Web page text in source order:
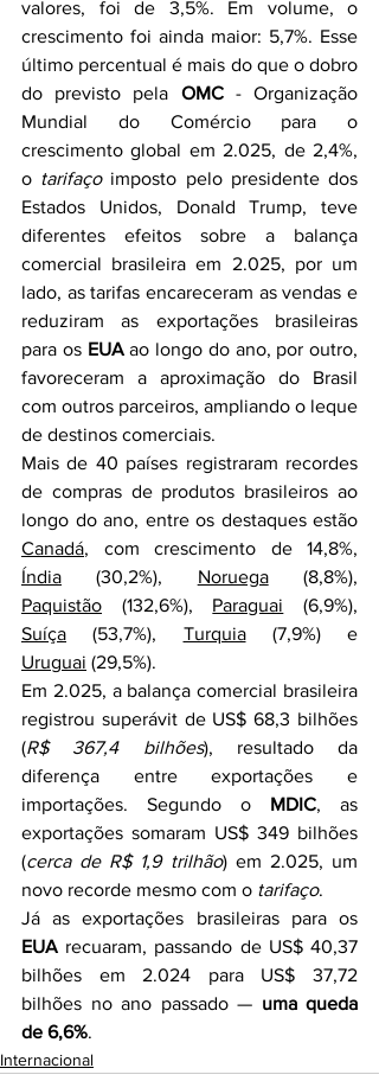
valores, foi de 3,5%. Em volume, o
crescimento foi ainda maior: 5,7%. Esse
último percentual é mais do que o dobro
do previsto pela OMC - Organização
Mundial do Comércio para o
crescimento global em 2.025, de 2,4%,
o tarifaço imposto pelo presidente dos
Estados Unidos, Donald Trump, teve
diferentes efeitos sobre a balança
comercial brasileira em 2.025, por um
lado, as tarifas encareceram as vendas e
reduziram as exportações brasileiras
para os EUA ao longo do ano, por outro,
favoreceram a aproximação do Brasil
com outros parceiros, ampliando o leque
de destinos comerciais.
Mais de 40 países registraram recordes
de compras de produtos brasileiros ao
Canadá
Índia (30,2%), Noruega
Paquistão (132,6%), Paraguai
Suíça (53,7%), Turquia
Uruguai (29,5%).
Em 2.025, a balança comercial brasileira
registrou superávit de US$ 68,3 bilhões
(R$ 367,4 bilhões), resultado da
diferença entre exportações e
importações. Segundo o MDIC, as
exportações somaram US$ 349 bilhões
(cerca de R$ 1,9 trilhão) em 2.025, um
novo recorde mesmo com o tarifaço.
EUA recuaram, passando de US$ 40,37
bilhões em 2.024 para US$ 37,72
bilhões no ano passado — uma queda
de 6,6%.
Internacional